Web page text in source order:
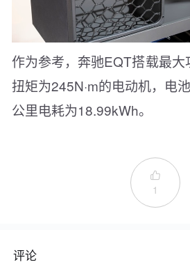
作为参考，奔驰EQT搭载最
扭矩为245N·m的电动机，电
公里电耗为18.99kWh。

1
评论